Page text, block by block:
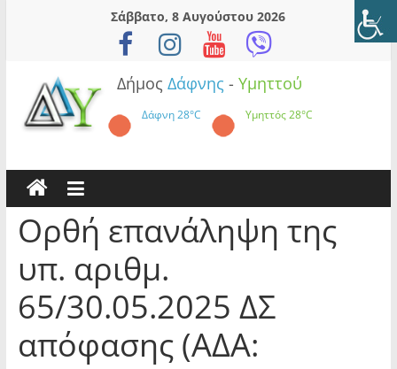
Σάββατο, 8 Αυγούστου 2026
Δήμος Δάφνης - Υμηττού
Δάφνη28°C Υμηττός28°C
Ορθή επανάληψη της
υπ. αριθμ.
65/30.05.2025 ΔΣ
απόφασης (ΑΔΑ: